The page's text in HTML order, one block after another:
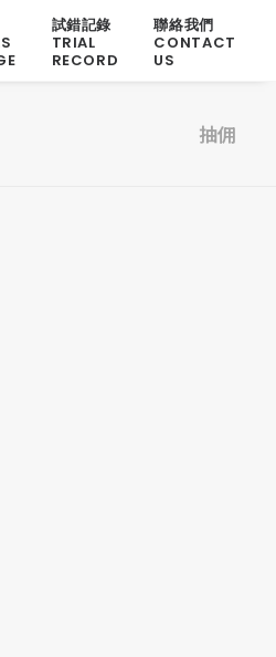
試錯記錄
TRIAL
RECORD
聯絡我們
CONTACT
US
抽佣